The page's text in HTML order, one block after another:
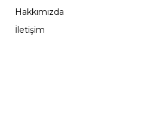
Hakkımızda
İletişim